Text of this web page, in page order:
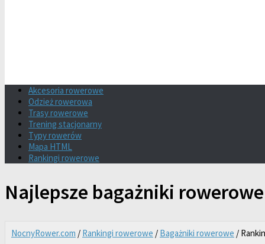
Akcesoria rowerowe
Odzież rowerowa
Trasy rowerowe
Trening stacjonarny
Typy rowerów
Mapa HTML
Rankingi rowerowe
Najlepsze bagażniki
NocnyRower.com / Rankingi rowerowe / Bagażniki rowerowe /